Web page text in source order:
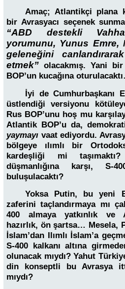
Amaç; Atlantikçi plana
bir Avrasyacı seçenek
“ABD destekli
yorumunu, Yunus Emre,
geleneğini
etmek” olacakmış. Yani
BOP’un kucağına
İyi de Cumhurbaşkanı
üstlendiği versiyonu
Rus BOP’unu hoş mu
Atlantik BOP’u da,
yaymayı vaat ediyordu.
bölgeye ılımlı bir
kardeşliği mi
düşmanlığına karşı, S-
buluşulacaktı?
Yoksa Putin, bu yeni
zaferini taçlandırmaya mı
400 almaya yatkınlık ve
hazırlık, ön şartsa… Mesela,
İslam’dan Ilımlı İslam’a
S-400 kalkanı altına
olunacak mıydı? Yahut
din konseptli bu Avrasya
mıydı?